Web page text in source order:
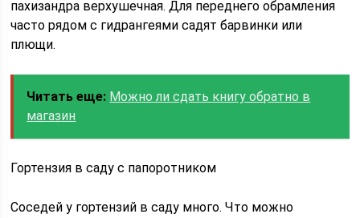
пахизандра верхушечная. Для переднего обрамления
часто рядом с гидрангеями садят барвинки или
плющи.
Читать еще: Можно ли сдать книгу обратно в
магазин
Гортензия в саду с папоротником
Соседей у гортензий в саду много. Что можно